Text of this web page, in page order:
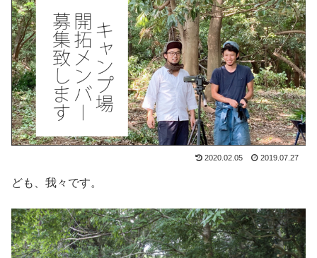
2020.02.05 2019.07.27
ども、我々です。